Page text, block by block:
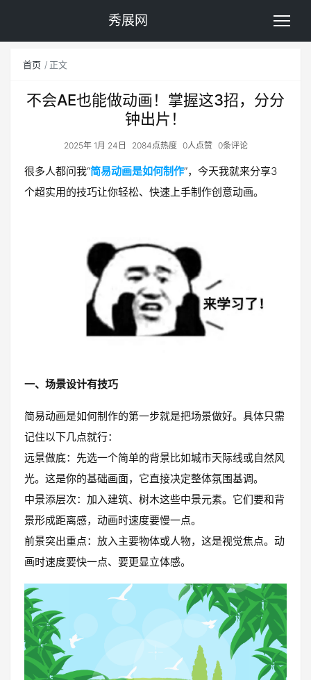
秀展网
首页 正文
不会AE也能做动画！掌握这3招，分分
钟出片！
2025年 1月 24日 2084点热度 0人点赞 0条评论
很多人都问我“简易动画是如何制作”，今天我就来分享3
个超实用的技巧让你轻松、快速上手制作创意动画。
一、场景设计有技巧
简易动画是如何制作的第一步就是把场景做好。具体只需
记住以下几点就行：
远景做底：先选一个简单的背景比如城市天际线或自然风
光。这是你的基础画面，它直接决定整体氛围基调。
中景添层次：加入建筑、树木这些中景元素。它们要和背
景形成距离感，动画时速度要慢一点。
前景突出重点：放入主要物体或人物，这是视觉焦点。动
画时速度要快一点、要更显立体感。